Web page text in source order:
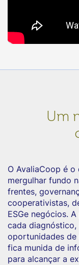
Um
O AvaliaCoop é
mergulhar fundo
frentes,
cooperativistas,
ESGe negócios.
cada
oportunidades de
fica munida de
para alcançar a